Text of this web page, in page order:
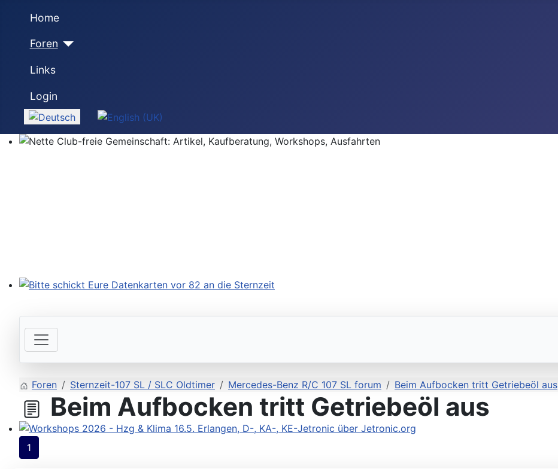
Home
Foren
Links
Login
Sprache auswählen
Workshops 2026 - Hzg & Klima 16.5. Erlangen, D-, KA-, KE-Jetronic über Jetronic.org
Foren Sternzeit-107 SL / SLC Oldtimer Mercedes-Benz R/C 107 SL forum Beim Aufbocken tritt Getriebeöl aus
Beim Aufbocken tritt Getriebeöl aus
1